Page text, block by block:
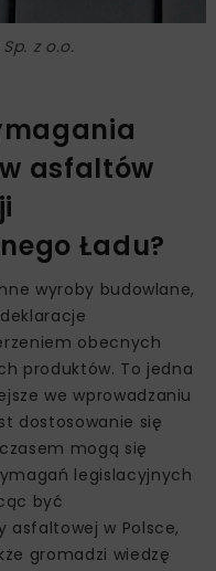
z o.o.
asfaltów
Ładu?
wyroby budowlane,
obecnych
produktów. To jedna
we wprowadzaniu
dostosowanie się
mogą się
legislacyjnych
być
asfaltowej w Polsce,
gromadzi wiedzę